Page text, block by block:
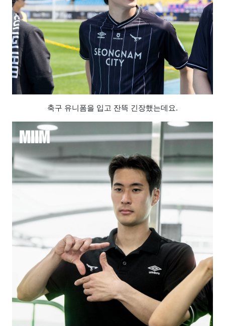
축구 유니폼을 입고 잔뜩 긴장했는데요.